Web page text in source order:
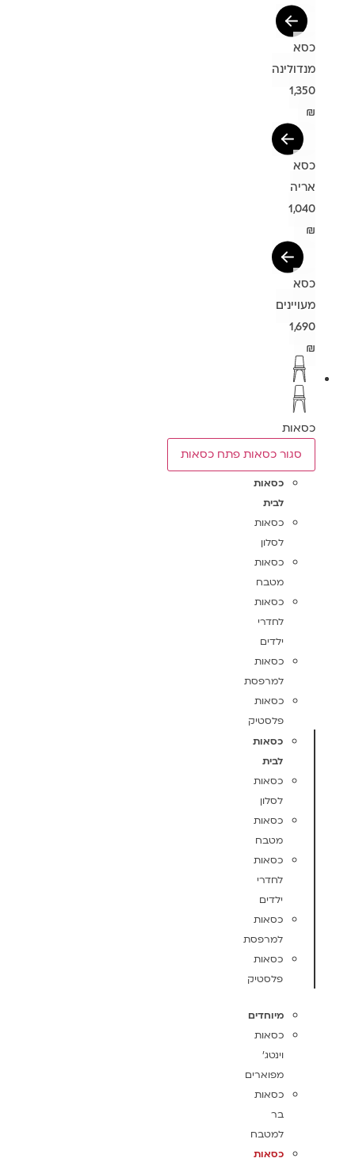
כסא
מנדולינה
1,350
₪
כסא
אריה
1,040
₪
כסא
מעויינים
1,690
₪
כסאות
סגור כסאות פתח כסאות
כסאות
לבית
כסאות
לסלון
כסאות
מטבח
כסאות
לחדרי
ילדים
כסאות
למרפסת
כסאות
פלסטיק
כסאות
לבית
כסאות
לסלון
כסאות
מטבח
כסאות
לחדרי
ילדים
כסאות
למרפסת
כסאות
פלסטיק
מיוחדים
כסאות
וינטג'
מפוארים
כסאות
בר
למטבח
כסאות